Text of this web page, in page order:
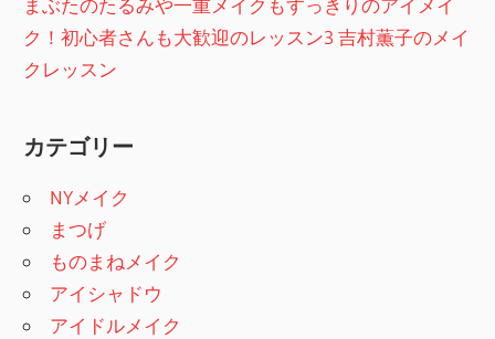
ク！初心者さんも大歓迎のレッスン3 吉村薫子のメイ
クレッスン
カテゴリー
NYメイク
まつげ
ものまねメイク
アイシャドウ
アイドルメイク